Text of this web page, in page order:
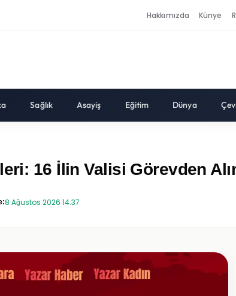
Hakkımızda Künye
Sağlık Asayiş Eğitim Dünya
16 İlin Valisi Görevden
8 Ağustos 2026 14:37